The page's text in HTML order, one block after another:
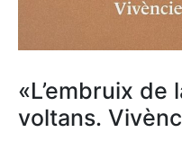
«L’embruix de
voltans.